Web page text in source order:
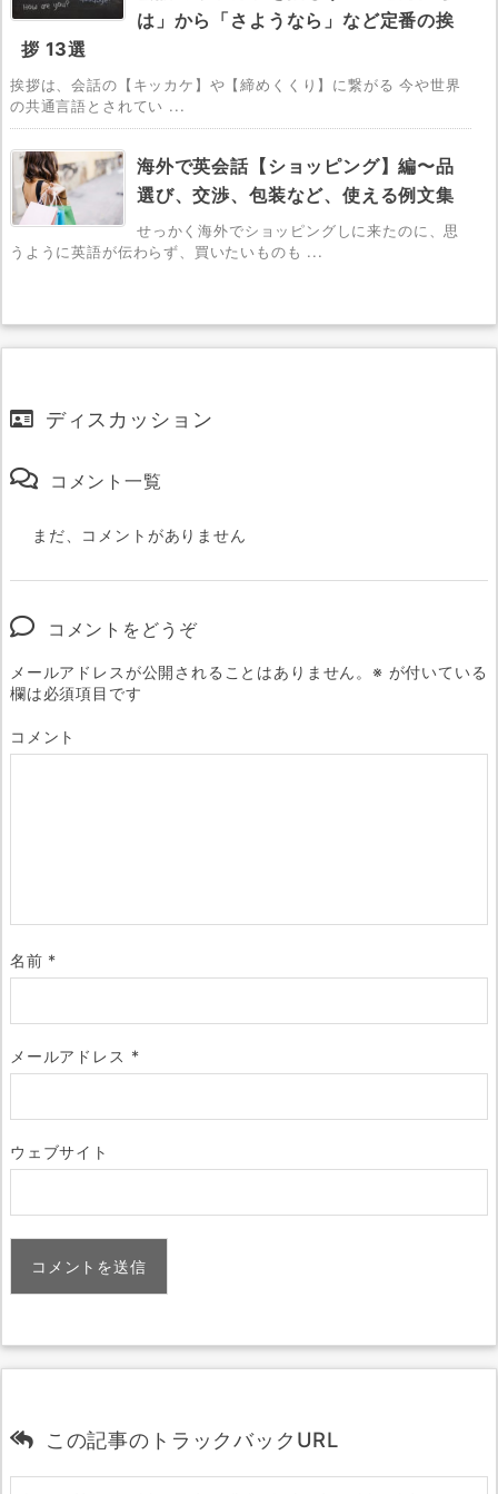
は」から「さようなら」など定番の挨
拶 13選
挨拶は、会話の【キッカケ】や【締めくくり】に繋がる 今や世界
の共通言語とされてい ...
海外で英会話【ショッピング】編〜品
選び、交渉、包装など、使える例文集
せっかく海外でショッピングしに来たのに、思
うように英語が伝わらず、買いたいものも ...
ディスカッション
コメント一覧
まだ、コメントがありません
コメントをどうぞ
メールアドレスが公開されることはありません。※ が付いている
欄は必須項目です
コメント
名前 *
メールアドレス *
ウェブサイト
この記事のトラックバックURL